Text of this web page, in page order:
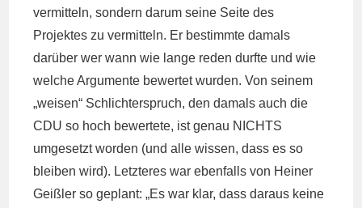
vermitteln, sondern darum seine Seite des
Projektes zu vermitteln. Er bestimmte damals
darüber wer wann wie lange reden durfte und wie
welche Argumente bewertet wurden. Von seinem
„weisen“ Schlichterspruch, den damals auch die
CDU so hoch bewertete, ist genau NICHTS
umgesetzt worden (und alle wissen, dass es so
bleiben wird). Letzteres war ebenfalls von Heiner
Geißler so geplant: „Es war klar, dass daraus keine